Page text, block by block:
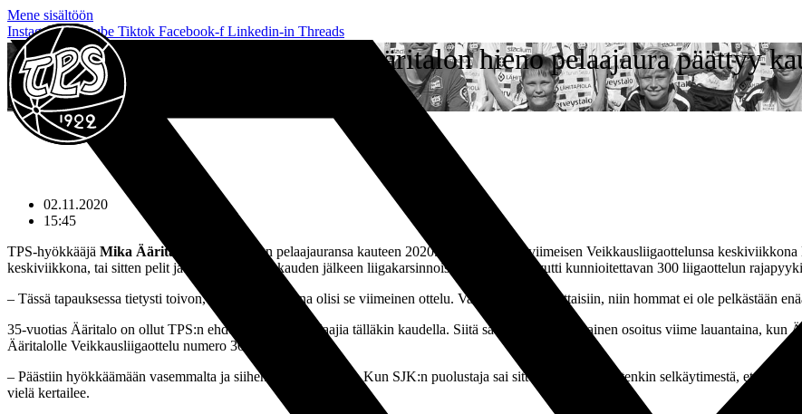
Mene sisältöön
InstagramYoutube Tiktok Facebook-f Linkedin-in Threads
Mika Ääritalon hieno pelaajaura päättyy
ETUSIVU»MIKA ÄÄRITALON HIENO PELAAJAURA PÄÄTTYY KAUTEEN 2020
02.11.2020
15:45
TPS-hyökkääjä Mika Ääritalo
päättää hienon pelaajauransa kauteen 2020. Hän pelaa vihoviimeisen Veikkausliigaottelunsa
keskiviikkona, tai sitten pelit jatkuvat vielä liigakauden jälkeen liigakarsinnoissa. Ääritalo saavutti kunnioitettavan 300 liigaottelun
– Tässä tapauksessa tietysti toivon, että keskiviikkona olisi se viimeinen ottelu. Vaikka me onnistuttaisiin, niin hommat ei ole pelkästään
35-vuotias Ääritalo on ollut TPS:n ehdottomia avainpelaajia tälläkin kaudella. Siitä saatiin taas erinomainen osoitus viime lauantaina,
Ääritalolle Veikkausliigaottelu numero 301.
– Päästiin hyökkäämään vasemmalta ja siihen tuli pieni katko. Kun SJK:n puolustaja sai sitten pallon, tuli jotenkin selkäytimestä, että
vielä kertailee.